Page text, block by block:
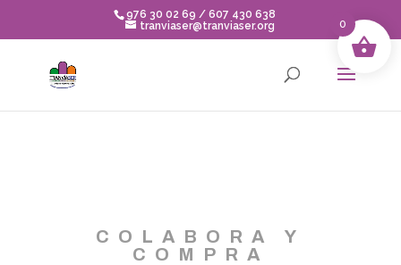
976 30 02 69 / 607 430 638
tranviaser@tranviaser.org
COLABORA Y
COMPRA
0